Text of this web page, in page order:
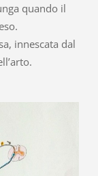
quando il
innescata dal